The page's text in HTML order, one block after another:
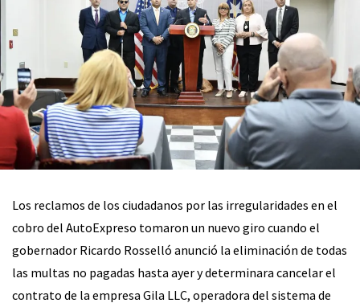
Los reclamos de los ciudadanos por las irregularidades en el
cobro del AutoExpreso tomaron un nuevo giro cuando el
gobernador Ricardo Rosselló anunció la eliminación de todas
las multas no pagadas hasta ayer y determinara cancelar el
contrato de la empresa Gila LLC, operadora del sistema de